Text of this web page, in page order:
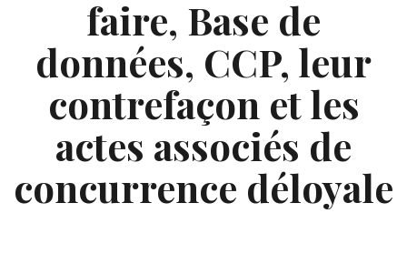
faire, Base de
données, CCP, leur
contrefaçon et les
actes associés de
concurrence déloyale